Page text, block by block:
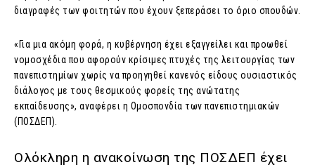
διαγραφές των φοιτητών που έχουν ξεπεράσει το όριο σπουδών.
«Για μια ακόμη φορά, η κυβέρνηση έχει εξαγγείλει και προωθεί
νομοσχέδια που αφορούν κρίσιμες πτυχές της λειτουργίας των
πανεπιστημίων χωρίς να προηγηθεί κανενός είδους ουσιαστικός
διάλογος με τους θεσμικούς φορείς της ανώτατης
εκπαίδευσης», αναφέρει η Ομοσπονδία των πανεπιστημιακών
(ΠΟΣΔΕΠ).
Ολόκληρη η ανακοίνωση της ΠΟΣΔΕΠ έχει